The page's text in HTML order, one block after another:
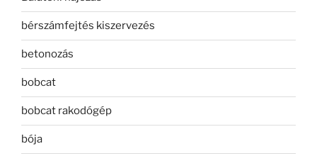
bérszámfejtés kiszervezés
betonozás
bobcat
bobcat rakodógép
bója